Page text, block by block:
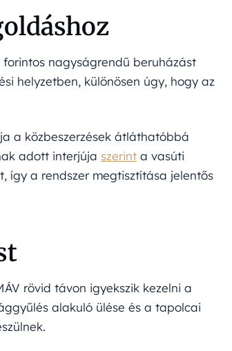
nagyságrendű beruházást
helyzetben, különösen úgy, hogy az
a közbeszerzések átláthatóbbá
adott interjúja szerint a vasúti
így a rendszer megtisztítása jelentős
rövid távon igyekszik kezelni a
alakuló ülése és a tapolcai